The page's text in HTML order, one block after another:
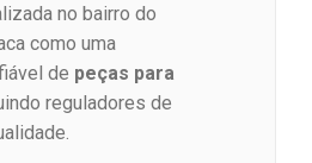
no bairro do
como uma
de peças para
reguladores de